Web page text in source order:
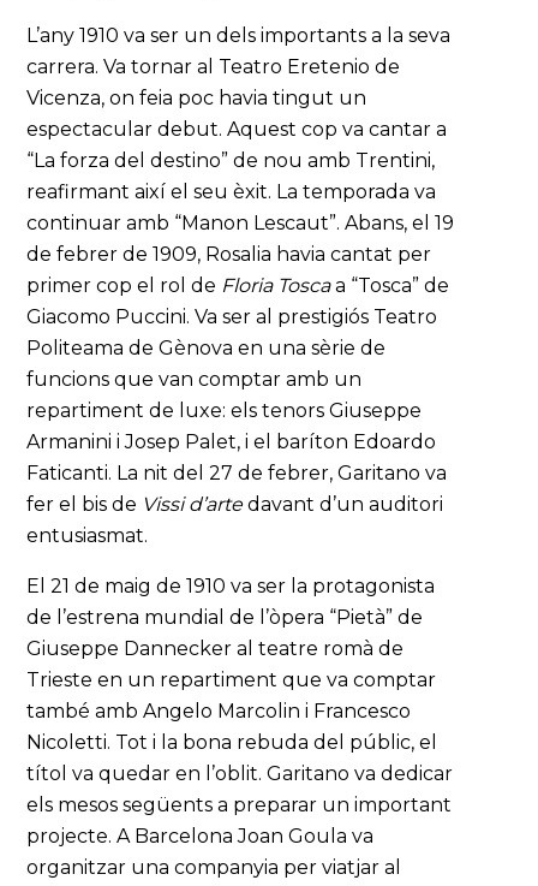
L’any 1910 va ser un dels importants a la seva
carrera. Va tornar al Teatro Eretenio de
Vicenza, on feia poc havia tingut un
espectacular debut. Aquest cop va cantar a
“La forza del destino” de nou amb Trentini,
reafirmant així el seu èxit. La temporada va
continuar amb “Manon Lescaut”. Abans, el 19
de febrer de 1909, Rosalia havia cantat per
primer cop el rol de Floria Toscaa “Tosca” de
Giacomo Puccini. Va ser al prestigiós Teatro
Politeama de Gènova en una sèrie de
funcions que van comptar amb un
repartiment de luxe: els tenors Giuseppe
Armanini i Josep Palet, i el baríton Edoardo
Faticanti. La nit del 27 de febrer, Garitano va
fer el bis de Vissi d’artedavant d’un auditori
entusiasmat.
El 21 de maig de 1910 va ser la protagonista
de l’estrena mundial de l’òpera “Pietà” de
Giuseppe Dannecker al teatre romà de
Trieste en un repartiment que va comptar
també amb Angelo Marcolin i Francesco
Nicoletti. Tot i la bona rebuda del públic, el
títol va quedar en l’oblit. Garitano va dedicar
els mesos següents a preparar un important
projecte. A Barcelona Joan Goula va
organitzar una companyia per viatjar al